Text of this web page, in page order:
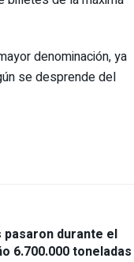
denominación, ya
se desprende del
durante el
6.700.000 toneladas